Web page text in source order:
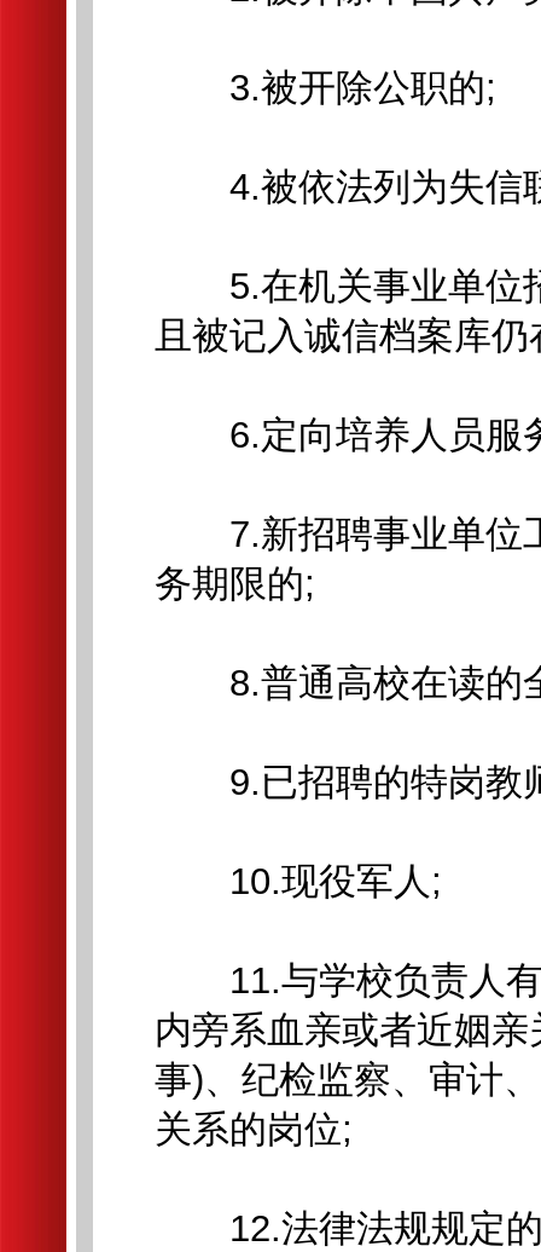
3.被开除公职的;
4.被依法列为失信
5.在机关事业单位
且被记入诚信档案库
6.定向培养人员服
7.新招聘事业单位
务期限的;
8.普通高校在读的
9.已招聘的特岗教
10.现役军人;
11.与学校负责人有
内旁系血亲或者近姻
事)、纪检监察、审计
关系的岗位;
12.法律法规规定的